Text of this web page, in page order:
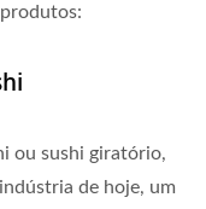
ou sushi giratório,
de hoje, um